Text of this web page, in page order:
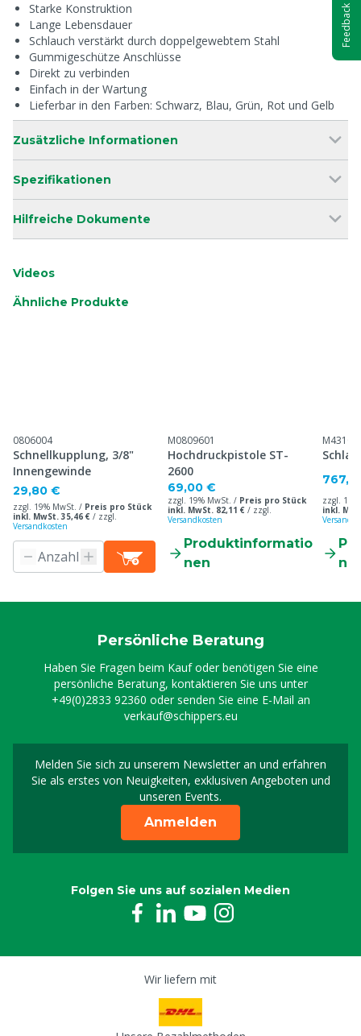
Starke Konstruktion
Lange Lebensdauer
Schlauch verstärkt durch doppelgewebtem Stahl
Gummigeschütze Anschlüsse
Direkt zu verbinden
Einfach in der Wartung
Lieferbar in den Farben: Schwarz, Blau, Grün, Rot und Gelb
Zusätzliche Informationen
Spezifikationen
Hilfreiche Dokumente
Videos
Ähnliche Produkte
0806004
Schnellkupplung, 3/8"
Innengewinde
29,80 €
zzgl. 19% MwSt. / Preis pro Stück
inkl. MwSt. 35,46 € / zzgl.
Versandkosten
M0809601
Hochdruckpistole ST-
2600
69,00 €
zzgl. 19% MwSt. / Preis pro Stück
inkl. MwSt. 82,11 € / zzgl.
Versandkosten
Produktinformatio
nen
zzgl.
inkl.
Persönliche Beratung
Haben Sie Fragen beim Kauf oder benötigen Sie eine
persönliche Beratung, kontaktieren Sie uns unter
+49(0)2833 92360 oder senden Sie eine E-Mail an
verkauf@schippers.eu
Melden Sie sich zu unserem Newsletter an und erfahren
Sie als erstes von Neuigkeiten, exklusiven Angeboten und
unseren Events.
Melden Sie sich für
Anmelden
Folgen Sie uns auf sozialen Medien
Wir liefern mit
Feedback